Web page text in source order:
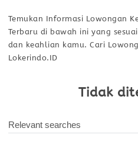
Temukan Informasi Lowongan
Terbaru di bawah ini yang
dan keahlian kamu. Cari
Lokerindo.ID
Tidak